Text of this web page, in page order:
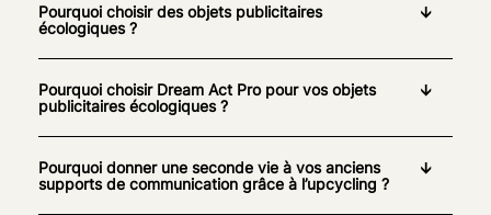
Pourquoi choisir des objets publicitaires
écologiques ?
Pourquoi choisir Dream Act Pro pour vos objets
publicitaires écologiques ?
Pourquoi donner une seconde vie à vos anciens
supports de communication grâce à l’upcycling ?